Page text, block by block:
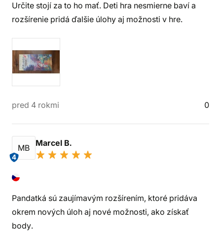
Určite stojí za to ho mať. Deti hra nesmierne baví a
rozšírenie pridá ďalšie úlohy aj možnosti v hre.
pred 4 rokmi 0
MB
4
Marcel B.
Pandatká sú zaujímavým rozšírením, ktoré pridáva
okrem nových úloh aj nové možnosti, ako získať
body.